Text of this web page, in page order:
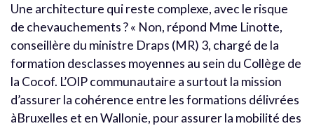
Une architecture qui reste complexe, avec le risque
de chevauchements ? « Non, répond Mme Linotte,
conseillère du ministre Draps (MR) 3, chargé de la
formation desclasses moyennes au sein du Collège de
la Cocof. L’OIP communautaire a surtout la mission
d’assurer la cohérence entre les formations délivrées
àBruxelles et en Wallonie, pour assurer la mobilité des